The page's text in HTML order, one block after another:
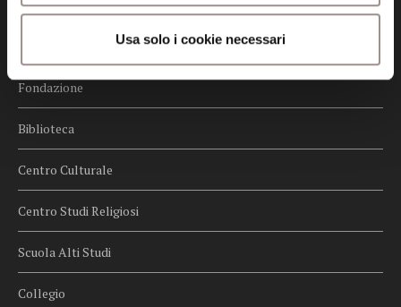
Usa solo i cookie necessari
Whistleblowing
Menu
Fondazione
Biblioteca
Centro Culturale
Centro Studi Religiosi
Scuola Alti Studi
Collegio